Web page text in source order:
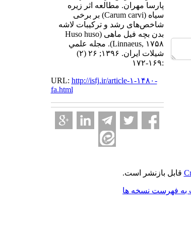
پارسا مهران. مطالعه اثر زیره
سیاه (Carum carvi) بر برخی
شاخص‌های رشد و ترکیبات لاشه
بدن بچه فیل ماهی (Huso huso
Linnaeus, ۱۷۵۸). مجله علمي
شيلات ايران. ۱۳۹۶; ۲۶ (۲)
:۱۶۹-۱۷۲
URL: http://isfj.ir/article-۱-۱۴۸۰-
fa.html
قابل بازنشر است.
به فهرست نسخه ها